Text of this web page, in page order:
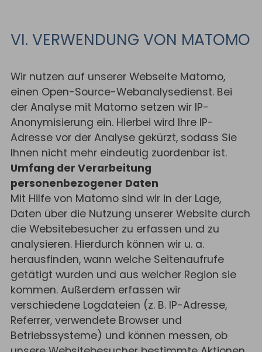
VI. VERWENDUNG VON MATOMO
Wir nutzen auf unserer Webseite Matomo,
einen Open-Source-Webanalysedienst. Bei
der Analyse mit Matomo setzen wir IP-
Anonymisierung ein. Hierbei wird Ihre IP-
Adresse vor der Analyse gekürzt, sodass Sie
Ihnen nicht mehr eindeutig zuordenbar ist.
Umfang der Verarbeitung
personenbezogener Daten
Mit Hilfe von Matomo sind wir in der Lage,
Daten über die Nutzung unserer Website durch
die Websitebesucher zu erfassen und zu
analysieren. Hierdurch können wir u. a.
herausfinden, wann welche Seitenaufrufe
getätigt wurden und aus welcher Region sie
kommen. Außerdem erfassen wir
verschiedene Logdateien (z. B. IP-Adresse,
Referrer, verwendete Browser und
Betriebssysteme) und können messen, ob